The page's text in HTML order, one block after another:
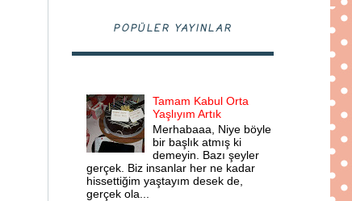
POPÜLER YAYINLAR
Tamam Kabul Orta
Yaşlıyım Artık
Merhabaaa, Niye böyle
bir başlık atmış ki
demeyin. Bazı şeyler
gerçek. Biz insanlar her ne kadar
hissettiğim yaştayım desek de,
gerçek ola...